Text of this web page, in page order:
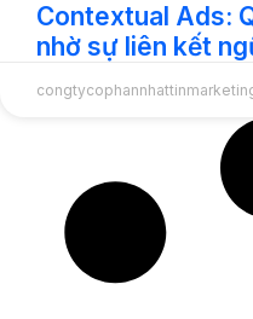
Contextual Ads:
nhờ sự liên kết